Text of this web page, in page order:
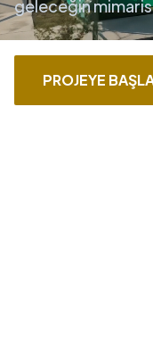
geleceğin
PROJEYE